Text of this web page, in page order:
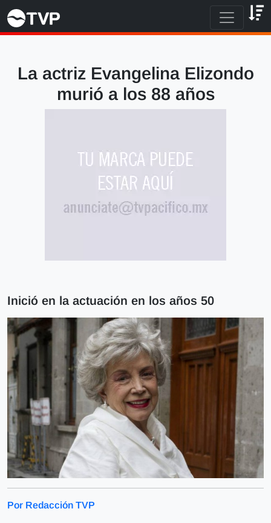
La actriz Evangelina Elizondo
murió a los 88 años
Inició en la actuación en los años 50
Por Redacción TVP